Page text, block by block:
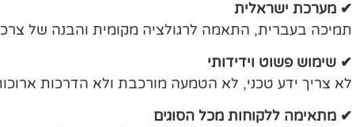
✔ מערכת ישראלית
תמיכה בעברית, התאמה לרגולציה מקומית והבנה של
✔ שימוש פשוט וידידותי
לא צריך ידע טכני, לא הטמעה מורכבת ולא הדרכות
✔ מתאימה ללקוחות מכל הסוגים